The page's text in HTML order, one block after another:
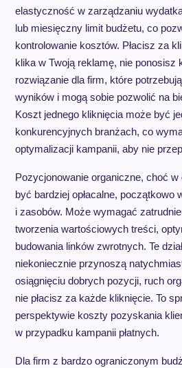
elastyczność w zarządzaniu
lub miesięczny limit budżetu, co
kontrolowanie kosztów. Płacisz za
klika w Twoją reklamę, nie ponosisz
rozwiązanie dla firm, które
wyników i mogą sobie pozwolić na
Koszt jednego kliknięcia może być
konkurencyjnych branżach, co
optymalizacji kampanii, aby nie
Pozycjonowanie organiczne, choć
być bardziej opłacalne,
i zasobów. Może wymagać
tworzenia wartościowych treści,
budowania linków zwrotnych. Te
niekoniecznie przynoszą
osiągnięciu dobrych pozycji, ruch
nie płacisz za każde kliknięcie. To
perspektywie koszty pozyskania
w przypadku kampanii płatnych.
Dla firm z bardzo ograniczonym